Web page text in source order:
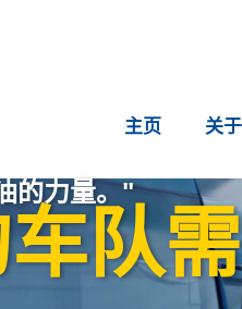
主页 关
的力量。"
车队